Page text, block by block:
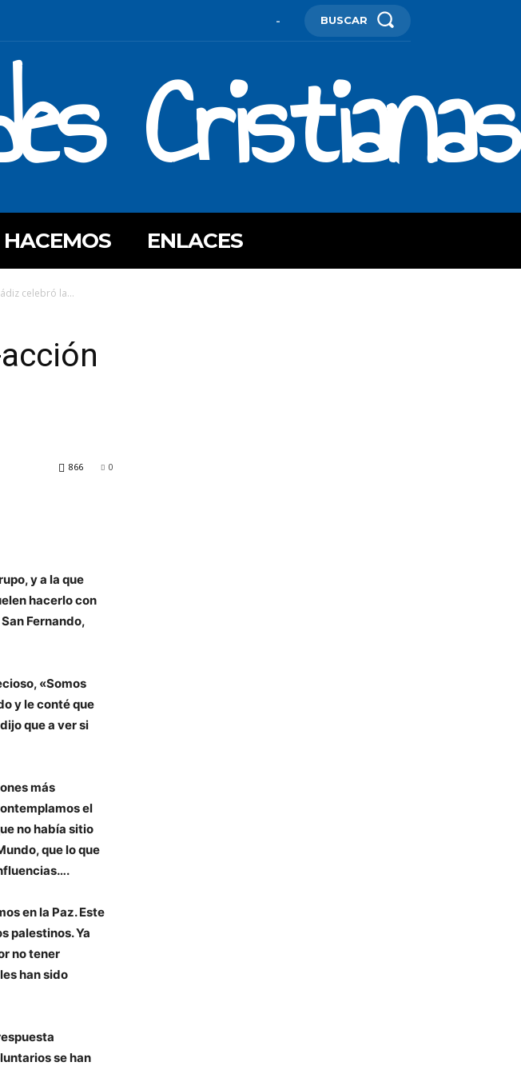
- BUSCAR
Cristianas
HACEMOS ENLACES
celebró la...
0
866
y a la que
hacerlo con
Fernando,
«Somos
y le conté que
que a ver si
más
el
no había sitio
que lo que
en la Paz. Este
palestinos. Ya
no tener
han sido
se han